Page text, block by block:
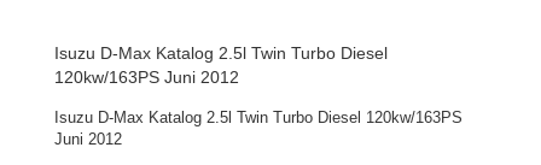
Isuzu D-Max Katalog 2.5l Twin Turbo Diesel
120kw/163PS Juni 2012
Isuzu D-Max Katalog 2.5l Twin Turbo Diesel 120kw/163PS
Juni 2012